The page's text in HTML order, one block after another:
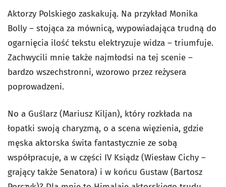
Aktorzy Polskiego zaskakują. Na przykład Monika
Bolly – stojąca za mównicą, wypowiadająca trudną do
ogarnięcia ilość tekstu elektryzuje widza – triumfuje.
Zachwycili mnie także najmłodsi na tej scenie –
bardzo wszechstronni, wzorowo przez reżysera
poprowadzeni.
No a Guślarz (Mariusz Kiljan), który rozkłada na
łopatki swoją charyzmą, o a scena więzienia, gdzie
męska aktorska świta fantastycznie ze sobą
współpracuje, a w części IV Ksiądz (Wiesław Cichy –
grający także Senatora) i w końcu Gustaw (Bartosz